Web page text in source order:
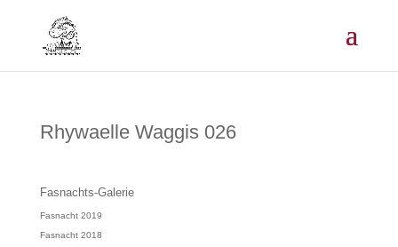
Rhywaelle Waggis 026
Fasnachts-Galerie
Fasnacht 2019
Fasnacht 2018